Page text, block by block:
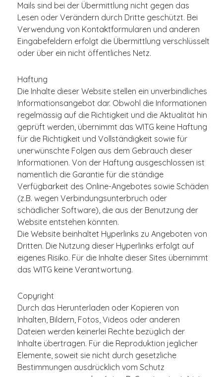
Mails sind bei der Übermittlung nicht gegen das
Lesen oder Verändern durch Dritte geschützt. Bei
Verwendung von Kontaktformularen und anderen
Eingabefeldern erfolgt die Übermittlung verschlüsselt
oder über ein nicht öffentliches Netz.
Haftung
Die Inhalte dieser Website stellen ein unverbindliches
Informationsangebot dar. Obwohl die Informationen
regelmässig auf die Richtigkeit und die Aktualität hin
geprüft werden, übernimmt das WITG keine Haftung
für die Richtigkeit und Vollständigkeit sowie für
unerwünschte Folgen aus dem Gebrauch dieser
Informationen. Von der Haftung ausgeschlossen ist
namentlich die Garantie für die ständige
Verfügbarkeit des Online-Angebotes sowie Schäden
(z.B. wegen Verbindungsunterbruch oder
schädlicher Software), die aus der Benutzung der
Website entstehen könnten.
Die Website beinhaltet Hyperlinks zu Angeboten von
Dritten. Die Nutzung dieser Hyperlinks erfolgt auf
eigenes Risiko. Für die Inhalte dieser Sites übernimmt
das WITG keine Verantwortung.
Copyright
Durch das Herunterladen oder Kopieren von
Inhalten, Bildern, Fotos, Videos oder anderen
Dateien werden keinerlei Rechte bezüglich der
Inhalte übertragen. Für die Reproduktion jeglicher
Elemente, soweit sie nicht durch gesetzliche
Bestimmungen ausdrücklich vom Schutz